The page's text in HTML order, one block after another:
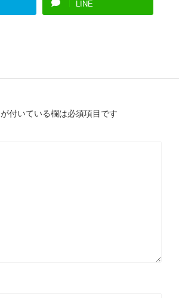
LINE
が付いている欄は必須項目です